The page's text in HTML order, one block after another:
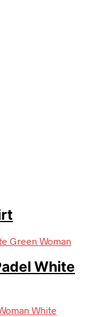
White